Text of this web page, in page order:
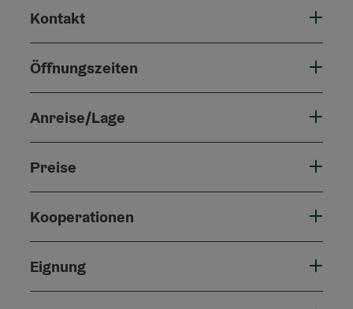
Kontakt
Öffnungszeiten
Anreise/Lage
Preise
Kooperationen
Eignung